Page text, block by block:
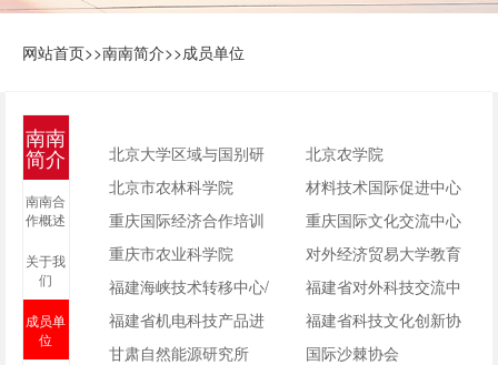
网站首页>>南南简介>>成员单位
南南
简介
南南合
作概述
关于我
们
成员单
位
北京大学区域与国别研
究院
北京农学院
北京市农林科学院
材料技术国际促进中心
（中国建筑材料科学研
究总院）
重庆国际经济合作培训
中心
重庆国际文化交流中心
重庆市农业科学院
对外经济贸易大学教育
与经济研究中心世界重
要教育中心研究院
福建海峡技术转移中心/
福建省联合国南南合作
网示范基地
福建省对外科技交流中
心
福建省机电科技产品进
出口商会
福建省科技文化创新协
会
甘肃自然能源研究所
国际沙棘协会